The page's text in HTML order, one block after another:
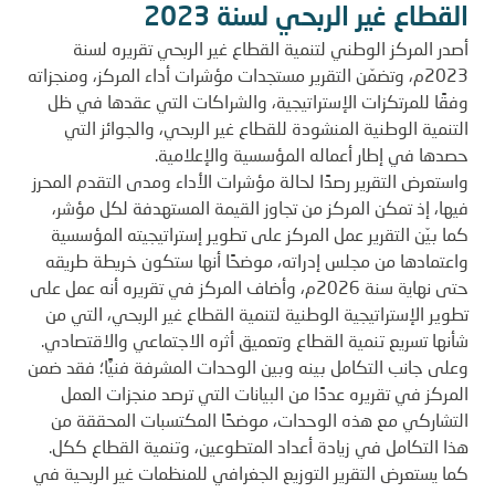
القطاع غير الربحي لسنة 2023
أصدر المركز الوطني لتنمية القطاع غير الربحي تقريره لسنة
2023م، وتضمّن التقرير مستجدات مؤشرات أداء المركز، ومنجزاته
وفقًا للمرتكزات الإستراتيجية، والشراكات التي عقدها في ظل
التنمية الوطنية المنشودة للقطاع غير الربحي، والجوائز التي
حصدها في إطار أعماله المؤسسية والإعلامية.
واستعرض التقرير رصدًا لحالة مؤشرات الأداء ومدى التقدم المحرز
فيها، إذ تمكن المركز من تجاوز القيمة المستهدفة لكل مؤشر،
كما بيّن التقرير عمل المركز على تطوير إستراتيجيته المؤسسية
واعتمادها من مجلس إدراته، موضحًا أنها ستكون خريطة طريقه
حتى نهاية سنة 2026م، وأضاف المركز في تقريره أنه عمل على
تطوير الإستراتيجية الوطنية لتنمية القطاع غير الربحي، التي من
شأنها تسريع تنمية القطاع وتعميق أثره الاجتماعي والاقتصادي.
وعلى جانب التكامل بينه وبين الوحدات المشرفة فنيًّا؛ فقد ضمن
المركز في تقريره عددًا من البيانات التي ترصد منجزات العمل
التشاركي مع هذه الوحدات، موضحًا المكتسبات المحققة من
هذا التكامل في زيادة أعداد المتطوعين، وتنمية القطاع ككل.
كما يستعرض التقرير التوزيع الجغرافي للمنظمات غير الربحية في